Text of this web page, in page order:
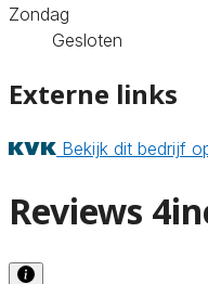
Zondag
Gesloten
Externe links
Bekijk dit bedrijf
Reviews